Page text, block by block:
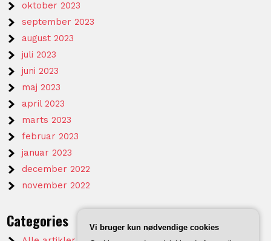
oktober 2023
september 2023
august 2023
juli 2023
juni 2023
maj 2023
april 2023
marts 2023
februar 2023
januar 2023
december 2022
november 2022
Categories
Vi bruger kun nødvendige cookies